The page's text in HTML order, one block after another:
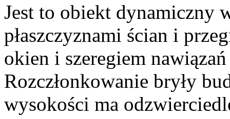
Jest to obiekt dynamiczny
płaszczyznami ścian i
okien i szeregiem
Rozczłonkowanie bryły
wysokości ma